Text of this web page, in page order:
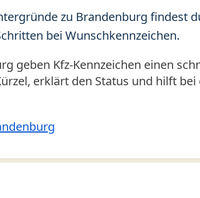
zu Brandenburg findest
bei Wunschkennzeichen.
geben Kfz-Kennzeichen einen
erklärt den Status und hilft